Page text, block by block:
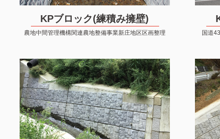
KPブロック(練積み擁壁)
農地中間管理機構関連農地整備事業新庄地区区画整理 国道